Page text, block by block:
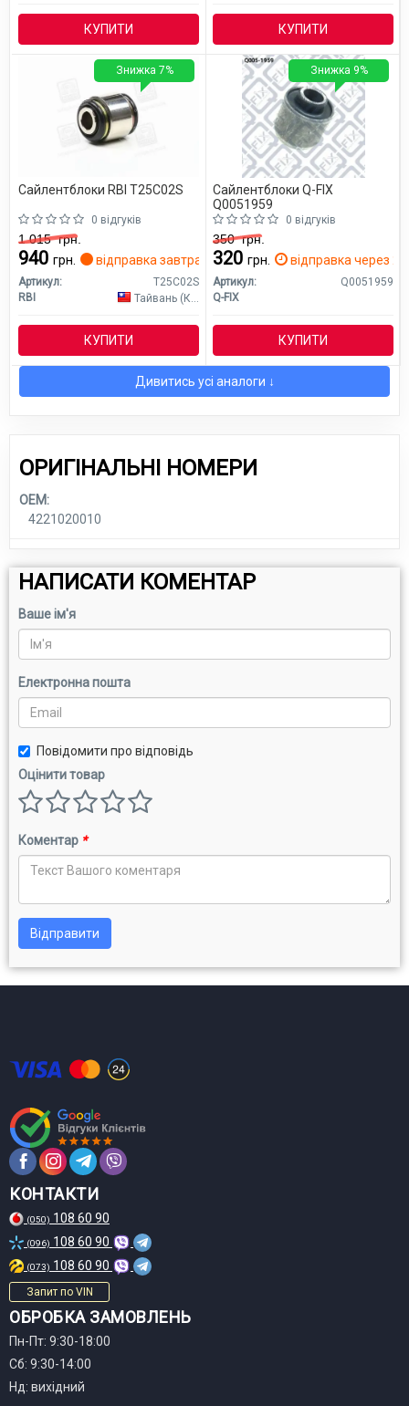
КУПИТИ КУПИТИ
Сайлентблоки RBI T25C02S
0 відгуків
1 015грн.
940 грн. відправка завтра
Артикул:
T25C02S
RBI
Тайвань (Китай)
КУПИТИ
Знижка 7%
Сайлентблоки Q-FIX
Q0051959
0 відгуків
350грн.
320 грн. відправка через 2
Артикул:
Q0051959
Q-FIX
КУПИТИ
Знижка 9%
Дивитись усі аналоги ↓
ОРИГІНАЛЬНІ НОМЕРИ
OEM:
4221020010
НАПИСАТИ КОМЕНТАР
Ваше ім'я
Електронна пошта
Повідомити про відповідь
Оцінити товар
Коментар *
Відправити
КОНТАКТИ
(050) 108 60 90
(096) 108 60 90
(073) 108 60 90
Запит по VIN
ОБРОБКА ЗАМОВЛЕНЬ
Пн-Пт: 9:30-18:00
Сб: 9:30-14:00
Нд: вихідний